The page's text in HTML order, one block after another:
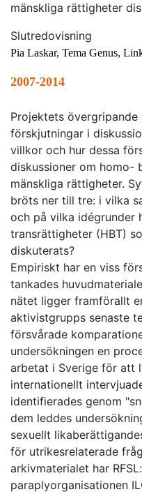
mänskliga rättigheter
Slutredovisning
Pia Laskar, Tema Genus,
2007-2014
Projektets
förskjutningar i
villkor och hur dessa
diskussioner om homo-
mänskliga rättigheter.
bröts ner till tre: i vilka
och på vilka idégrunder
transrättigheter (HBT)
diskuterats?
Empiriskt har en viss
tankades
nätet ligger framförallt
aktivistgrupps senaste
försvårade
undersökningen en
arbetat i Sverige för att
internationellt
identifierades genom
dem leddes
sexuellt
för utrikesrelaterade
arkivmaterialet har
paraplyorganisationen